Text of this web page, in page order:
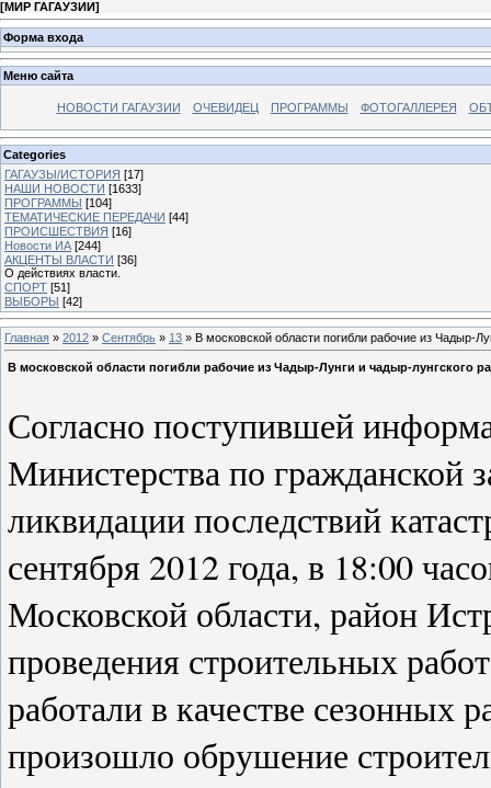
[МИР ГАГАУЗИИ]
Форма входа
Меню сайта
НОВОСТИ ГАГАУЗИИ ОЧЕВИДЕЦ ПРОГРАММЫ ФОТОГАЛЛЕРЕЯ
Categories
ГАГАУЗЫ/ИСТОРИЯ [17]
НАШИ НОВОСТИ [1633]
ПРОГРАММЫ [104]
ТЕМАТИЧЕСКИЕ ПЕРЕДАЧИ [44]
ПРОИСШЕСТВИЯ [16]
Новости ИА [244]
АКЦЕНТЫ ВЛАСТИ [36]
О действиях власти.
СПОРТ [51]
ВЫБОРЫ [42]
Главная » 2012 » Сентябрь » 13 » В московской области погибли рабочие из Чадыр-
В московской области погибли рабочие из Чадыр-Лунги и чадыр-лунгского
Согласно поступившей
Министерства по гражданской
ликвидации последствий
сентября 2012 года, в 18:00
Московской области, район
проведения строительных
работали в качестве сезонных
произошло обрушение